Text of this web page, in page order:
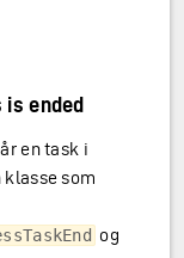
is ended
en task i
klasse som
og